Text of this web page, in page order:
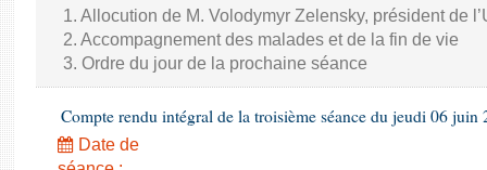
1. Allocution de M. Volodymyr Zelensky, président de
2. Accompagnement des malades et de la fin de vie
3. Ordre du jour de la prochaine séance
Compte rendu intégral de la troisième séance du jeudi 06 juin
Date de